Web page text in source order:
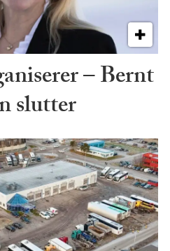
– Bernt
slutter